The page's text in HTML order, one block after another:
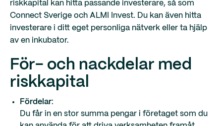
riskkapital kan hitta passande investerare, så som
Connect Sverige och ALMI Invest. Du kan även hitta
investerare i ditt eget personliga nätverk eller ta hjälp
av en inkubator.
För- och nackdelar med
riskkapital
Fördelar:
Du får in en stor summa pengar i företaget som du